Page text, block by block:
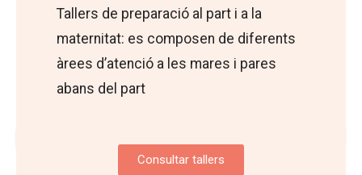
Tallers de preparació al part i a la
maternitat: es composen de diferents
àrees d’atenció a les mares i pares
abans del part
Consultar tallers